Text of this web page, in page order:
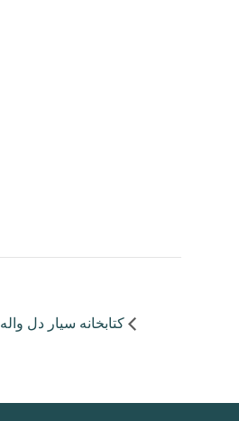
کتابخانه سیار دل واله